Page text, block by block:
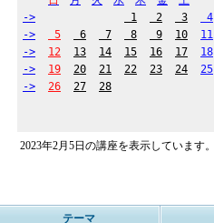
->
1 2 3
4
->
5 6 7 8 9 10
11
->
12 13 14 15 16 17
18
->
19 20 21 22 23 24
25
->
26 27 28
2023年2月5日の講座を表示しています。
テーマ